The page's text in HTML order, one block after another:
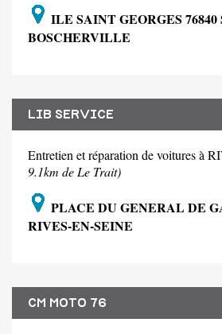
ILE SAINT GEORGES
BOSCHERVILLE
LIB SERVICE
Entretien et réparation de voitures à
9.1km de Le Trait)
PLACE DU GENERAL DE
RIVES-EN-SEINE
CM MOTO 76